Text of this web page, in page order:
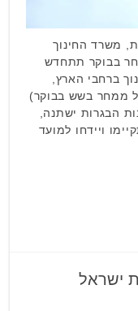
משרד החינוך
בבוקר תתחדש
ברחבי הארץ,
ממחר בשש בבוקר)
הבגרות ישתנה,
ויידחו למועד
ישראל